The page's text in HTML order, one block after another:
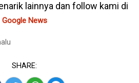
lainnya dan follow kami di
Google News
SHARE: